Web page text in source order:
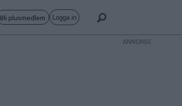
Bli plusmedlem Logga in
ANNONS